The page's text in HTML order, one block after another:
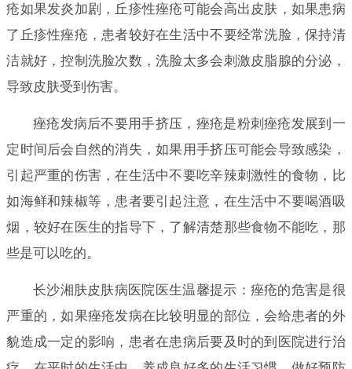
疮如果发炎加剧，丘疹性痤疮可能会高出皮肤，如果患病
了丘疹性痤疮，患者较好在生活中不要经常洗脸，保持清
洁就好，控制洗脸次数，洗脸太多会刺激皮脂腺的分泌，
导致皮肤受到伤害。
痤疮发病后不要用手挤压，痤疮是粉刺痤疮发展到一
定时间后会自然的消失，如果用手挤压可能会导致感染，
引起严重的伤害，在生活中不要吃辛辣刺激性的食物，比
如海鲜和辣椒等，患者要引起注意，在生活中不要喝酒吸
烟，较好在医生的指导下，了解清楚那些食物不能吃，那
些是可以吃的。
长沙湘肤皮肤病医院医生温馨提示：痤疮的危害是很
严重的，如果痤疮发病在比较明显的部位，会给患者的外
貌造成一定的影响，患者在患病后要及时的到医院进行治